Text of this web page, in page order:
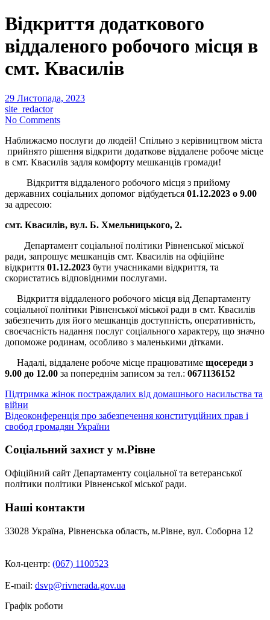
Відкриття додаткового
віддаленого робочого місця в
смт. Квасилів
29 Листопада, 2023
site_redactor
No Comments
Наближаємо послуги до людей! Спільно з керівництвом міста
прийнято рішення відкрити додаткове віддалене робоче місце
в смт. Квасилів задля комфорту мешканців громади!
Відкриття віддаленого робочого місця з прийому
державних соціальних допомог відбудеться 01.12.2023 о 9.00
за адресою:
смт. Квасилів, вул. Б. Хмельницького, 2.
Департамент соціальної політики Рівненської міської
ради, запрошує мешканців смт. Квасилів на офіційне
відкриття 01.12.2023 бути учасниками відкриття, та
скористатись відповідними послугами.
Відкриття віддаленого робочого місця від Департаменту
соціальної політики Рівненської міської ради в смт. Квасилів
забезпечить для його мешканців доступність, оперативність,
своєчасність надання послуг соціального характеру, що значно
допоможе родинам, особливо з маленькими дітками.
Надалі, віддалене робоче місце працюватиме щосереди з
9.00 до 12.00 за попереднім записом за тел.: 0671136152
Навігація
записів
Підтримка жінок постраждалих від домашнього насильства та
війни
Відеоконференція про забезпечення конституційних прав і
свобод громадян України
Соціальний захист у м.Рівне
Офіційний сайт Департаменту соціальної та ветеранської
політики політики Рівненської міської ради.
Наші контакти
33028 Україна, Рівненська область, м.Рівне, вул. Соборна 12
Кол-центр: (067) 1100523
E-mail: dsvp@rivnerada.gov.ua
Графік роботи